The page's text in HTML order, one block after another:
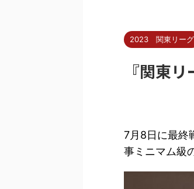
2023 関東リーグ
『関東
7月8日に最終
事ミニマム級